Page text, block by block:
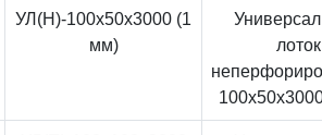
УЛ(Н)-100x50x3000 (1
мм)
лоток